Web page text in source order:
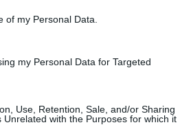
of my Personal Data.
my Personal Data for Targeted
Use, Retention, Sale, and/or Sharing
with the Purposes for which it